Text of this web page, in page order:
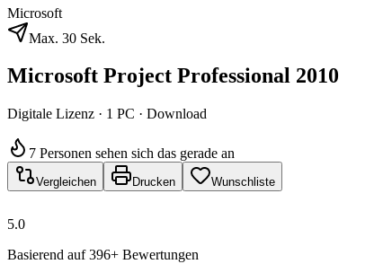
Microsoft
Max. 30 Sek.
Microsoft Project Professional 2010
Digitale Lizenz · 1 PC · Download
7 Personen sehen sich das gerade an
Vergleichen Drucken Wunschliste
5.0
Basierend auf 396+ Bewertungen